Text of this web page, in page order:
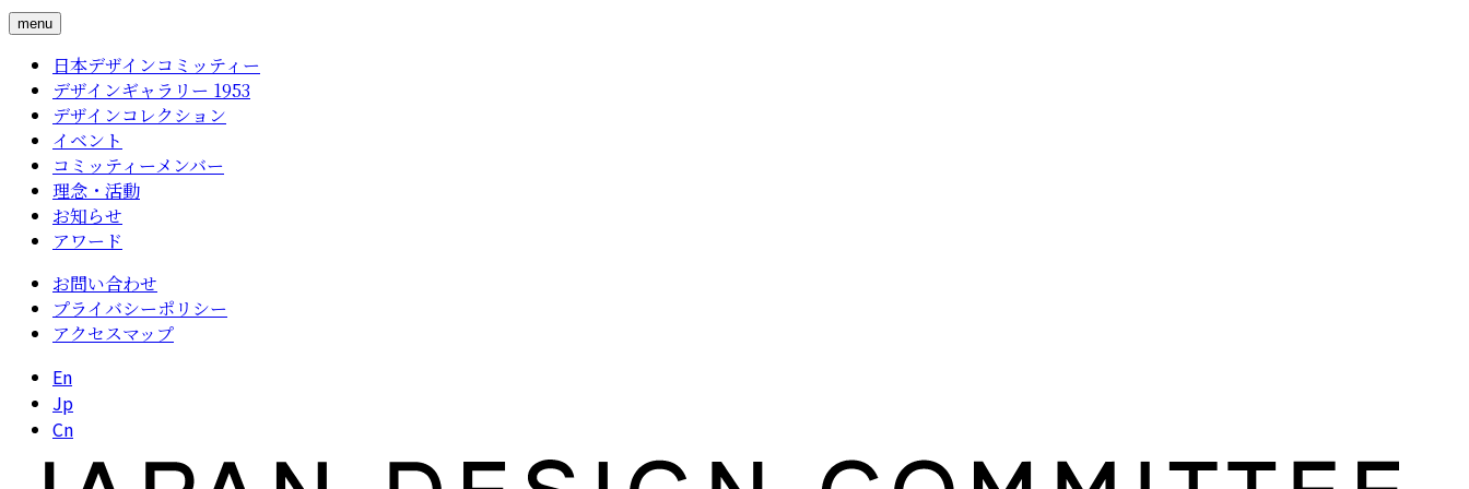
menu
日本デザインコミッティー
デザインギャラリー 1953
デザインコレクション
イベント
コミッティーメンバー
理念・活動
お知らせ
アワード
お問い合わせ
プライバシーポリシー
アクセスマップ
En
Jp
Cn